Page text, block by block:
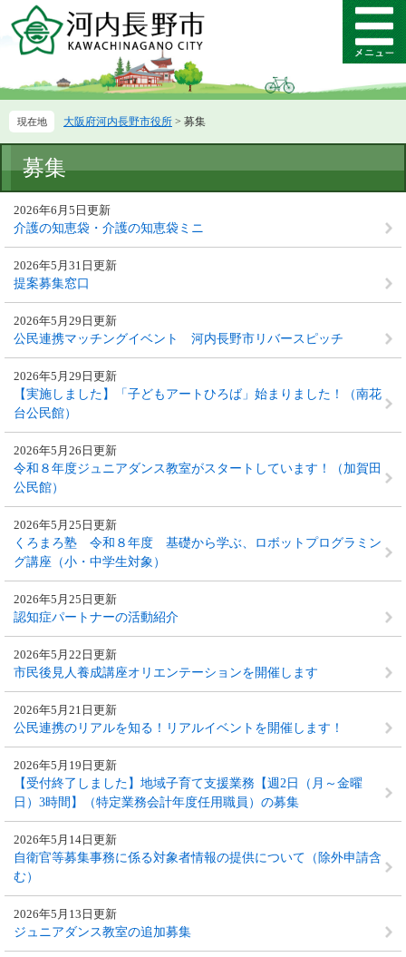
ー
先
す。
ニ
を
し
メ
ニ
ー
大阪府河内長野市役所 > 募集
文
募集
介護の知恵袋・介護の知恵袋ミニ
2026年6月5日更新
提案募集窓口
2026年5月31日更新
公民連携マッチングイベント 河内長野市リバースピッチ
2026年5月29日更新
【実施しました】「子どもアートひろば」始まりました！（南花
台公民館）
2026年5月29日更新
令和８年度ジュニアダンス教室がスタートしています！（加賀田
公民館）
2026年5月26日更新
くろまろ塾 令和８年度 基礎から学ぶ、ロボットプログラミン
グ講座（小・中学生対象）
2026年5月25日更新
認知症パートナーの活動紹介
2026年5月25日更新
市民後見人養成講座オリエンテーションを開催します
2026年5月22日更新
公民連携のリアルを知る！リアルイベントを開催します！
2026年5月21日更新
【受付終了しました】地域子育て支援業務【週2日（月～金曜
日）3時間】（特定業務会計年度任用職員）の募集
2026年5月19日更新
自衛官等募集事務に係る対象者情報の提供について（除外申請含
む）
2026年5月14日更新
ジュニアダンス教室の追加募集
2026年5月13日更新